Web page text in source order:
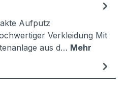
Aufputz
Verkleidung Mit
aus d… Mehr